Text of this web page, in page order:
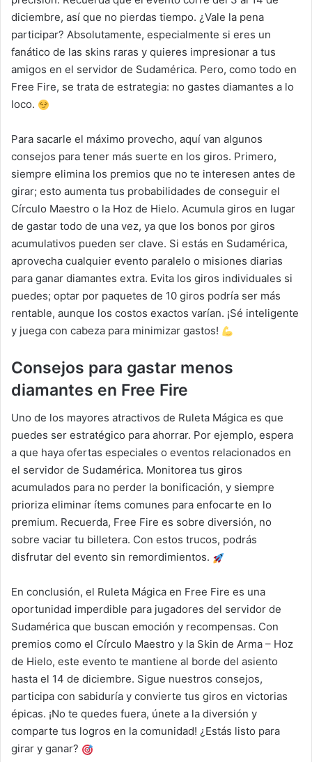
diciembre, así que no pierdas tiempo. ¿Vale la pena
participar? Absolutamente, especialmente si eres un
fanático de las skins raras y quieres impresionar a tus
amigos en el servidor de Sudamérica. Pero, como todo en
Free Fire, se trata de estrategia: no gastes diamantes a lo
loco.
Para sacarle el máximo provecho, aquí van algunos
consejos para tener más suerte en los giros. Primero,
siempre elimina los premios que no te interesen antes de
girar; esto aumenta tus probabilidades de conseguir el
Círculo Maestro o la Hoz de Hielo. Acumula giros en lugar
de gastar todo de una vez, ya que los bonos por giros
acumulativos pueden ser clave. Si estás en Sudamérica,
aprovecha cualquier evento paralelo o misiones diarias
para ganar diamantes extra. Evita los giros individuales si
puedes; optar por paquetes de 10 giros podría ser más
rentable, aunque los costos exactos varían. ¡Sé inteligente
y juega con cabeza para minimizar gastos!
Consejos para gastar menos
diamantes en Free Fire
Uno de los mayores atractivos de Ruleta Mágica es que
puedes ser estratégico para ahorrar. Por ejemplo, espera
a que haya ofertas especiales o eventos relacionados en
el servidor de Sudamérica. Monitorea tus giros
acumulados para no perder la bonificación, y siempre
prioriza eliminar ítems comunes para enfocarte en lo
premium. Recuerda, Free Fire es sobre diversión, no
sobre vaciar tu billetera. Con estos trucos, podrás
disfrutar del evento sin remordimientos.
En conclusión, el Ruleta Mágica en Free Fire es una
oportunidad imperdible para jugadores del servidor de
Sudamérica que buscan emoción y recompensas. Con
premios como el Círculo Maestro y la Skin de Arma – Hoz
de Hielo, este evento te mantiene al borde del asiento
hasta el 14 de diciembre. Sigue nuestros consejos,
participa con sabiduría y convierte tus giros en victorias
épicas. ¡No te quedes fuera, únete a la diversión y
comparte tus logros en la comunidad! ¿Estás listo para
girar y ganar?